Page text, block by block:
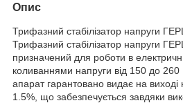
Опис
Трифазний стабілізатор напруги
Трифазний стабілізатор напруги
призначений для роботи в
коливаннями напруги від 150 до 260
апарат гарантовано видає на
1.5%, що забезпечується завдяки